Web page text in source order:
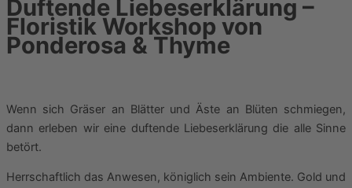
Duftende Liebeserklärung –
Floristik Workshop von
Ponderosa & Thyme
Wenn sich Gräser an Blätter und Äste an Blüten schmiegen,
dann erleben wir eine duftende Liebeserklärung die alle Sinne
betört.
Herrschaftlich das Anwesen, königlich sein Ambiente. Gold und